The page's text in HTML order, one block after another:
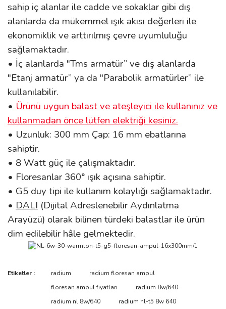
sahip iç alanlar ile cadde ve sokaklar gibi dış
alanlarda da mükemmel ışık akısı değerleri ile
ekonomiklik ve arttırılmış çevre uyumluluğu
sağlamaktadır.
• İç alanlarda "Tms armatür” ve dış alanlarda
"Etanj armatür” ya da "Parabolik armatürler” ile
kullanılabilir.
• Ürünü uygun balast ve ateşleyici ile kullanınız ve
kullanmadan önce lütfen elektriği kesiniz.
• Uzunluk: 300 mm Çap: 16 mm ebatlarına
sahiptir.
• 8 Watt güç ile çalışmaktadır.
• Floresanlar 360° ışık açısına sahiptir.
• G5 duy tipi ile kullanım kolaylığı sağlamaktadır.
• DALI (Dijital Adreslenebilir Aydınlatma
Arayüzü) olarak bilinen türdeki balastlar ile ürün
dim edilebilir hâle gelmektedir.
Bu ürüne ilk yorumu siz yapın!
Bu ürünün fiyat bilgisi, resim, ürün açıklamalarında ve diğer
tarafımıza iletebilirsiniz.
Görüş ve önerileriniz için teşekkür ederiz.
Etiketler : radium
radium floresan ampul
floresan ampul fiyatları
radium 8w/640
radium nl 8w/640
radium nl-t5 8w 640